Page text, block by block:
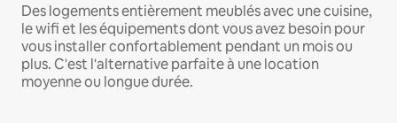
Des logements entièrement meublés avec une cuisine,
le wifi et les équipements dont vous avez besoin pour
vous installer confortablement pendant un mois ou
plus. C'est l'alternative parfaite à une location
moyenne ou longue durée.